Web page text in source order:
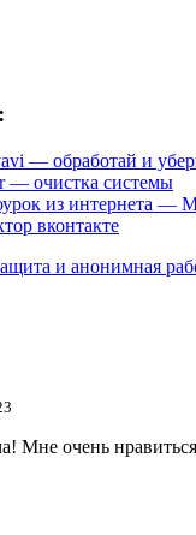
— обработай и
— очистка системы
из интернета —
вконтакте
и анонимная
Мне очень